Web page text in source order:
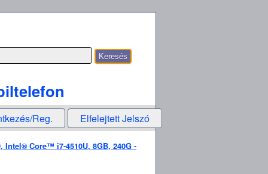
Reg. Elfelejtett Jelszó
Intel® Core™ i7-4510U, 8GB, 240G -